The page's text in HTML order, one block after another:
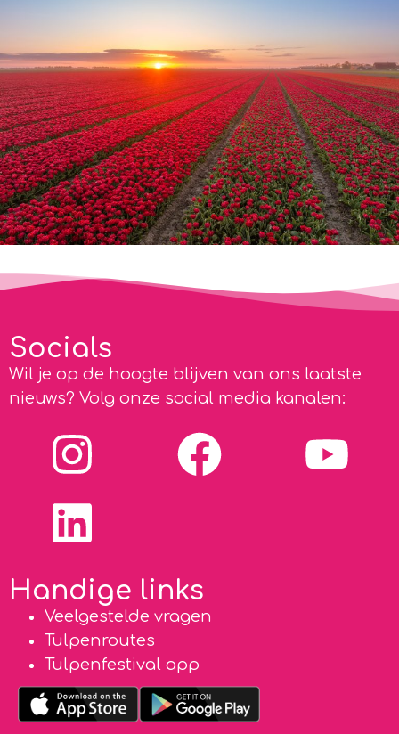
Socials
Wil je op de hoogte blijven van ons laatste
nieuws? Volg onze social media kanalen:
Handige links
Veelgestelde vragen
Tulpenroutes
Tulpenfestival app